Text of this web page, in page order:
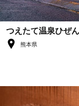
つえたて温泉ひぜ
熊本県